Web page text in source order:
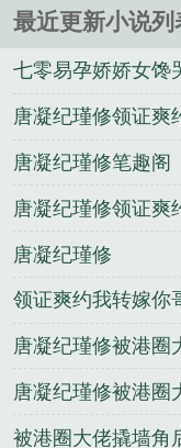
饽了姜云檀
最近更新小说列
七零易孕娇娇女馋
顾政南结局
唐凝纪瑾修领证爽
么完整版
唐凝纪瑾修笔趣阁
唐凝纪瑾修领证爽
么全文
唐凝纪瑾修
领证爽约我转嫁你
修结局
唐凝纪瑾修被港圈
后悔了完整版
唐凝纪瑾修被港圈
后悔了全文
被港圈大佬撬墙角